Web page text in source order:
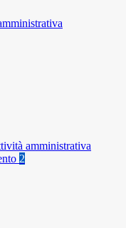
amministrativa
2